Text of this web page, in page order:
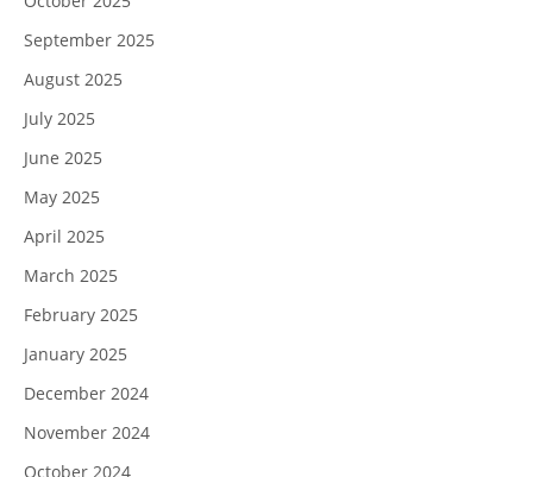
September 2025
August 2025
July 2025
June 2025
May 2025
April 2025
March 2025
February 2025
January 2025
December 2024
November 2024
October 2024